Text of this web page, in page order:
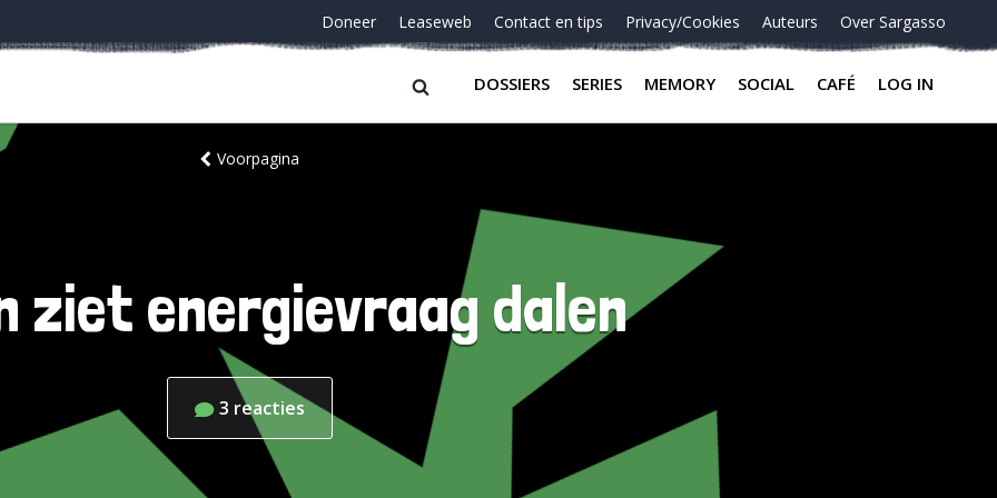
Doneer Leaseweb Contact en tips Privacy/Cookies Auteurs Over Sargasso
DOSSIERS SERIES MEMORY SOCIAL CAFÉ LOG IN
Voorpagina
ziet energievraag dalen
3 reacties